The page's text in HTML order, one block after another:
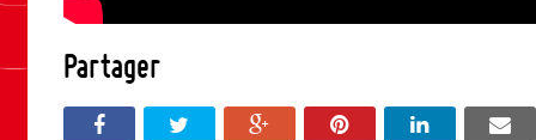
Partager